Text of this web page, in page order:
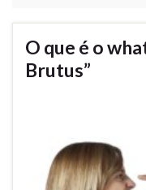
O que é o
Brutus”